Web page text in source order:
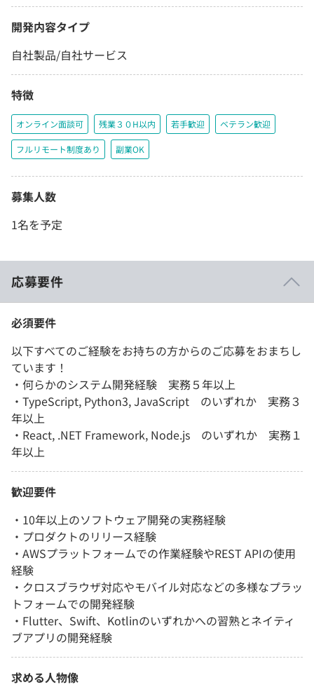
開発内容タイプ
自社製品/自社サービス
特徴
オンライン面談可 残業３０H以内 若手歓迎 ベテラン歓迎
フルリモート制度あり 副業OK
募集人数
1名を予定
応募要件
必須要件
以下すべてのご経験をお持ちの方からのご応募をおまちし
ています！
・何らかのシステム開発経験 実務５年以上
・TypeScript, Python3, JavaScript のいずれか 実務３
年以上
・React, .NET Framework, Node.js のいずれか 実務１
年以上
歓迎要件
・10年以上のソフトウェア開発の実務経験
・プロダクトのリリース経験
・AWSプラットフォームでの作業経験やREST APIの使用
経験
・クロスブラウザ対応やモバイル対応などの多様なプラッ
トフォームでの開発経験
・Flutter、Swift、Kotlinのいずれかへの習熟とネイティ
ブアプリの開発経験
求める人物像